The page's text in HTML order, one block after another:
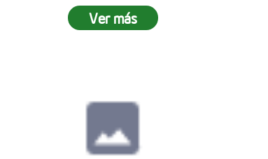
Ver más